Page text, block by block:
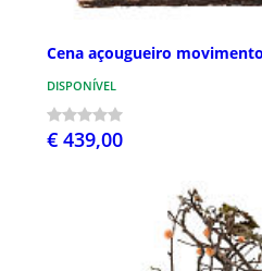
Cena açougueiro
DISPONÍVEL
€ 439,00